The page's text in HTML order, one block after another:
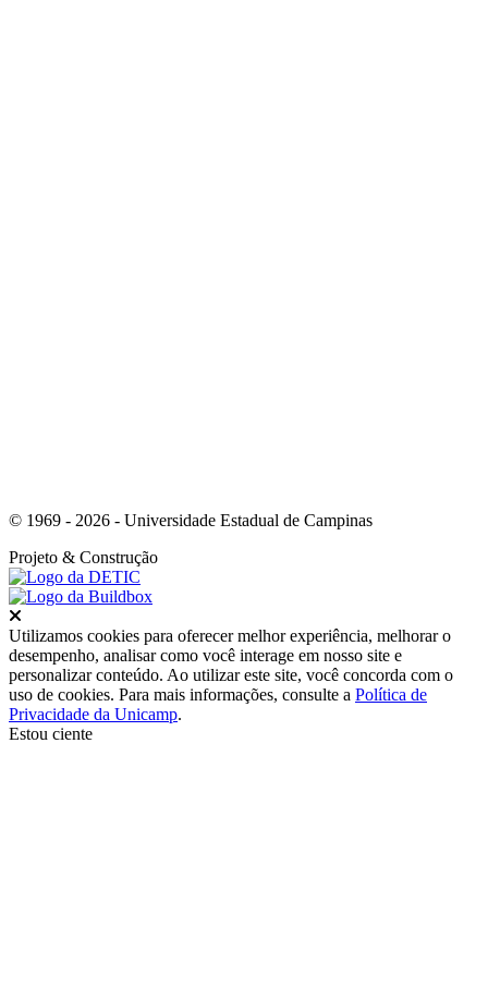
© 1969 - 2026 - Universidade Estadual de Campinas
Projeto & Construção
Utilizamos cookies para oferecer melhor experiência, melhorar o
desempenho, analisar como você interage em nosso site e
personalizar conteúdo. Ao utilizar este site, você concorda com o
uso de cookies. Para mais informações, consulte a Política de
Privacidade da Unicamp.
Estou ciente